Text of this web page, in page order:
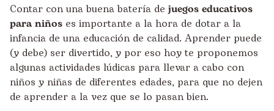
Contar con una buena batería de juegos educativos
para niños es importante a la hora de dotar a la
infancia de una educación de calidad. Aprender puede
(y debe) ser divertido, y por eso hoy te proponemos
algunas actividades lúdicas para llevar a cabo con
niños y niñas de diferentes edades, para que no dejen
de aprender a la vez que se lo pasan bien.